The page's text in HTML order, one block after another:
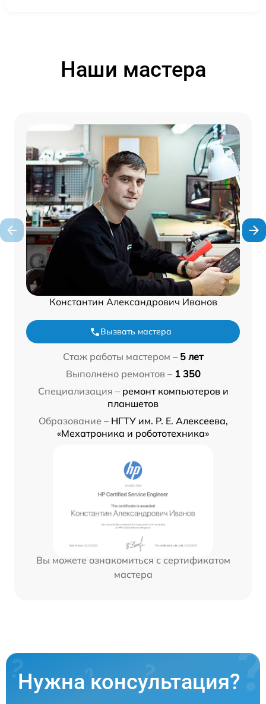
Наши мастера
Константин Александрович Иванов
Вызвать мастера
Стаж работы мастером – 5 лет
Выполнено ремонтов – 1 350
Специализация – ремонт компьютеров и
планшетов
Образование – НГТУ им. Р. Е. Алексеева,
«Мехатроника и робототехника»
Вы можете ознакомиться с сертификатом
мастера
Нужна консультация?